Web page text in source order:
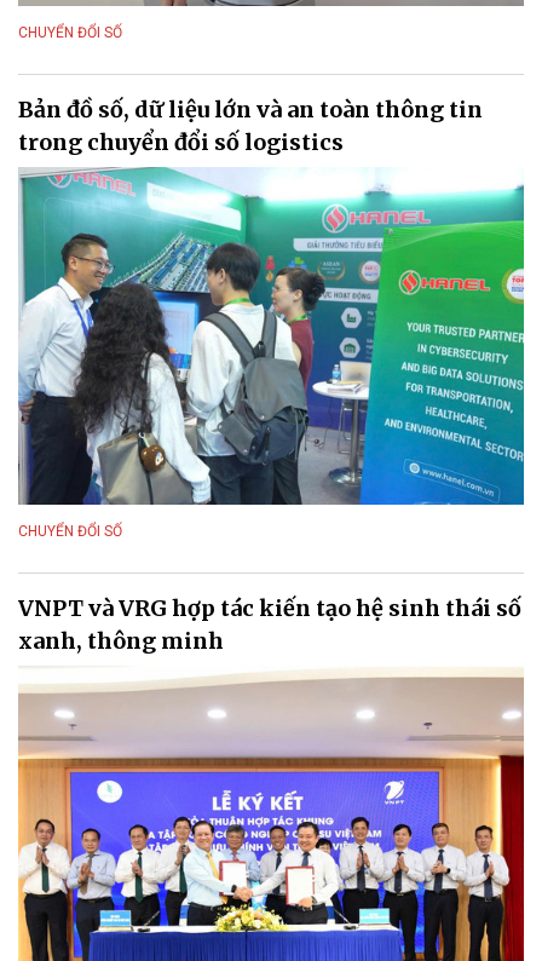
CHUYỂN ĐỔI SỐ
Bản đồ số, dữ liệu lớn và an toàn thông tin
trong chuyển đổi số logistics
CHUYỂN ĐỔI SỐ
VNPT và VRG hợp tác kiến tạo hệ sinh thái số
xanh, thông minh